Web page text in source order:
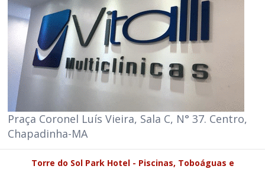
Praça Coronel Luís Vieira, Sala C, N° 37. Centro,
Chapadinha-MA
Torre do Sol Park Hotel - Piscinas, Toboáguas e